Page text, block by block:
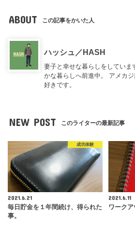
ABOUT この記事をかいた人
ハッシュ／HASH
妻子と幸せな暮らしをしていま
かな暮らしへ前進中。 アメカ
好きです。
NEW POST このライターの最新記事
成功体験
2021.6.21
毎日貯金を１年間続け、得られた
事。
2021.6.11
ワークア